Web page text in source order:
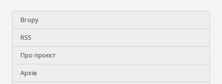
Вгору
RSS
Про проєкт
Архів